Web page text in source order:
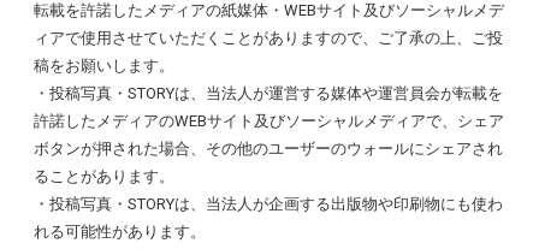
転載を許諾したメディアの紙媒体・ WEBサイト及びソーシャルメデ
ィアで使用させていただくことがありますので、ご了承の上、ご投
稿をお願いします。
・投稿写真・ STORYは、当法人が運営する媒体や運営員会が転載を
許諾したメディアのWEBサイト及びソーシャルメディアで、シェア
ボタンが押された場合、その他のユーザーのウォールにシェアされ
ることがあります。
・投稿写真・ STORYは、当法人が企画する出版物や印刷物にも使わ
れる可能性があります。